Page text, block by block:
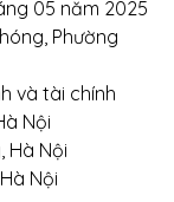
tránh
chế cất giữ
05 năm 2025
Phường
và tài chính
Nội
Hà Nội
Nội